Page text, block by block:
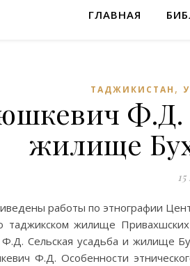
ГЛАВНАЯ
ТАДЖИКИСТАН ,
Ф.Д.
жилище
работы по этнографии
таджикском жилище
Сельская усадьба и жилище
Ф.Д. Особенности